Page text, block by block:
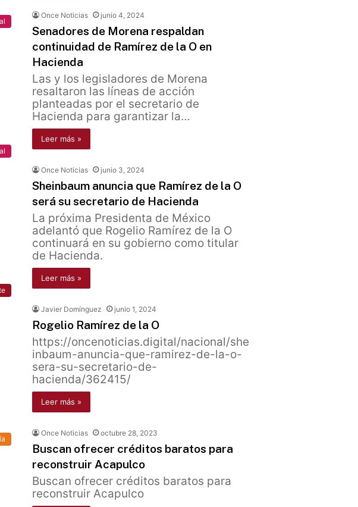
Once Noticias junio 4, 2024
Senadores de Morena respaldan
continuidad de Ramírez de la O en
Hacienda
Las y los legisladores de Morena
resaltaron las líneas de acción
planteadas por el secretario de
Hacienda para garantizar la…
Leer más »
Once Noticias junio 3, 2024
Sheinbaum anuncia que Ramírez de la O
será su secretario de Hacienda
La próxima Presidenta de México
adelantó que Rogelio Ramírez de la O
continuará en su gobierno como titular
de Hacienda.
Leer más »
Javier Domínguez junio 1, 2024
Rogelio Ramírez de la O
https://oncenoticias.digital/nacional/she
inbaum-anuncia-que-ramirez-de-la-o-
sera-su-secretario-de-
hacienda/362415/
Leer más »
Once Noticias octubre 28, 2023
Buscan ofrecer créditos baratos para
reconstruir Acapulco
Buscan ofrecer créditos baratos para
reconstruir Acapulco